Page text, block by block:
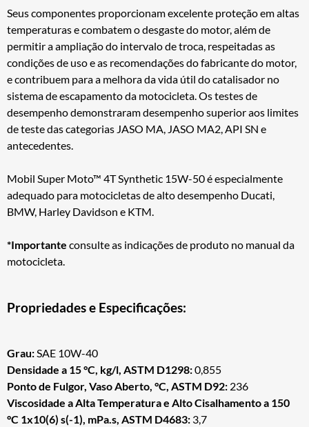
Seus componentes proporcionam excelente proteção em altas
temperaturas e combatem o desgaste do motor, além de
permitir a ampliação do intervalo de troca, respeitadas as
condições de uso e as recomendações do fabricante do motor,
e contribuem para a melhora da vida útil do catalisador no
sistema de escapamento da motocicleta. Os testes de
desempenho demonstraram desempenho superior aos limites
de teste das categorias JASO MA, JASO MA2, API SN e
antecedentes.
Mobil Super Moto™ 4T Synthetic 15W-50 é especialmente
adequado para motocicletas de alto desempenho Ducati,
BMW, Harley Davidson e KTM.
*Importante consulte as indicações de produto no manual da
motocicleta.
Propriedades e Especificações:
Grau:SAE 10W-40
Densidade a 15 °C, kg/l, ASTM D1298:0,855
Ponto de Fulgor, Vaso Aberto, °C, ASTM D92: 236
Viscosidade a Alta Temperatura e Alto Cisalhamento a 150
°C 1x10(6) s(-1), mPa.s, ASTM D4683: 3,7